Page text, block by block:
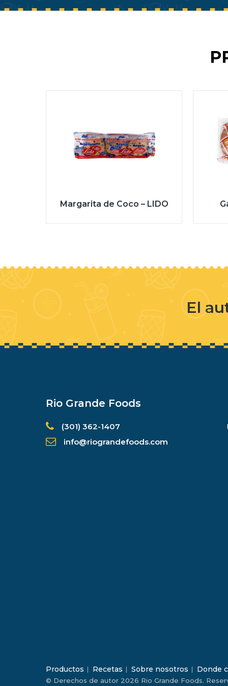
Margarita de Coco – LIDO
El
Rio Grande Foods
(301) 362-1407
info@riograndefoods.com
Productos Recetas Sobre nosotros Donde
© Derechos de autor 2026 Rio Grande Foods.